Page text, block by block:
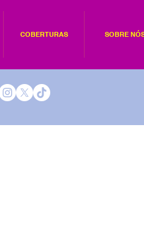
COBERTURAS SOBRE